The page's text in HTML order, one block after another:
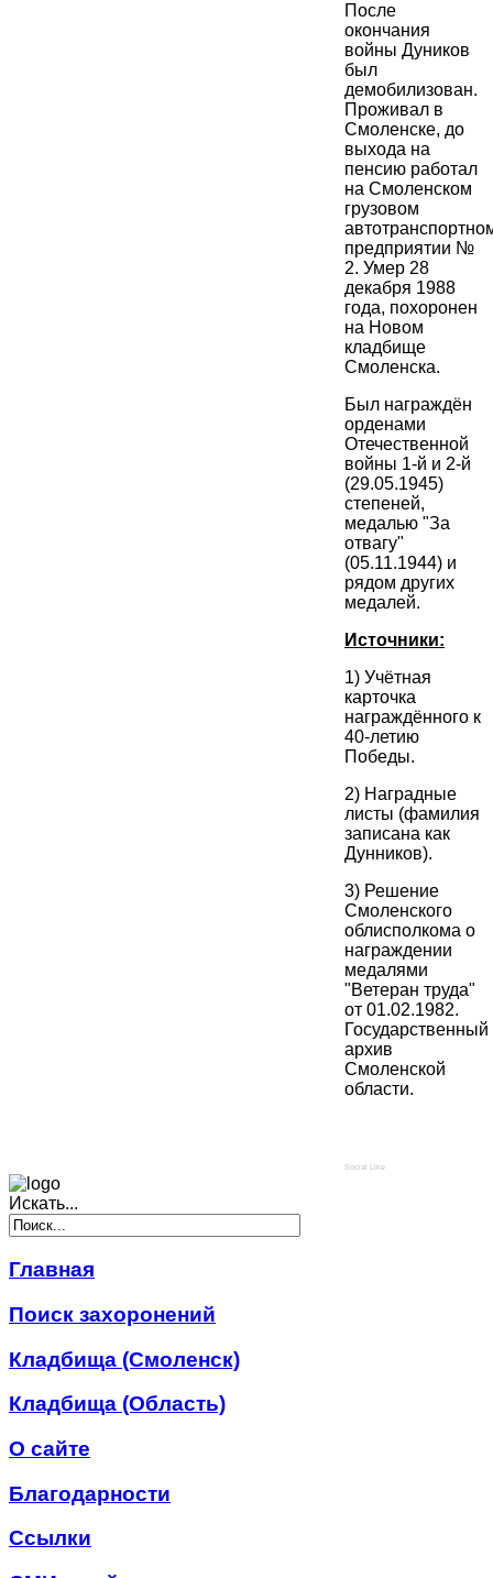
После
окончания
войны Дуников
был
демобилизован.
Проживал в
Смоленске, до
выхода на
пенсию работал
на Смоленском
грузовом
предприятии №
2. Умер 28
декабря 1988
года, похоронен
на Новом
кладбище
Смоленска.
Был награждён
орденами
Отечественной
войны 1-й и 2-й
(29.05.1945)
степеней,
медалью "За
отвагу"
(05.11.1944) и
рядом других
медалей.
Источники:
1) Учётная
карточка
награждённого к
40-летию
Победы.
2) Наградные
листы (фамилия
записана как
Дунников).
3) Решение
Смоленского
облисполкома о
награждении
медалями
"Ветеран труда"
от 01.02.1982.
Государственный
архив
Смоленской
области.
Social Like
Искать...
Главная
Поиск захоронений
Кладбища (Смоленск)
Кладбища (Область)
О сайте
Благодарности
Ссылки